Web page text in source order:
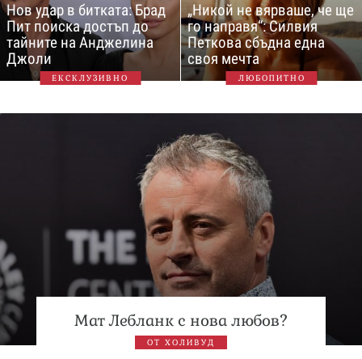
Нов удар в битката: Брад
Пит поиска достъп до
тайните на Анджелина
Джоли
ЕКСКЛУЗИВНО
„Никой не вярваше, че ще
го направя“: Силвия
Петкова сбъдна една
своя мечта
ЛЮБОПИТНО
Мат Лебланк с нова любов?
ОТ ХОЛИВУД